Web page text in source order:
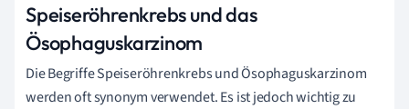
Speiseröhrenkrebs und das
Ösophaguskarzinom
Die Begriffe Speiseröhrenkrebs und Ösophaguskarzinom
werden oft synonym verwendet. Es ist jedoch wichtig zu